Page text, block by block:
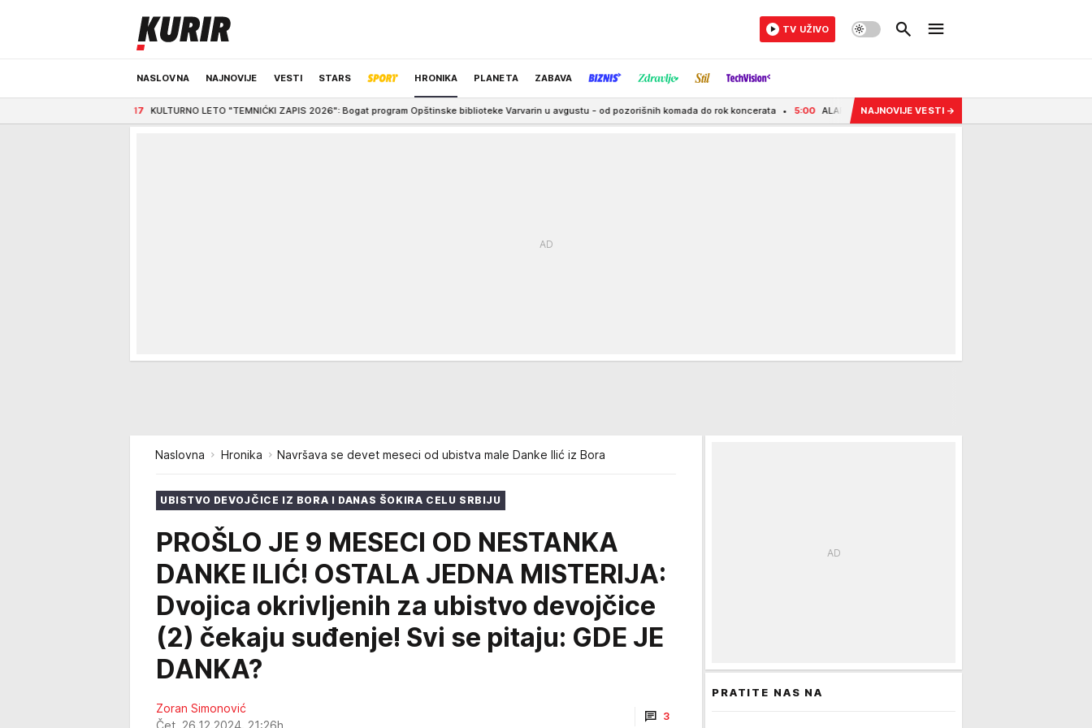
NASLOVNA NAJNOVIJE VESTI STARS HRONIKA PLANETA ZABAVA
ODRŽIVA BUDUĆNOST REGION NEWS IZBOR UREDNIKA
TV UŽIVO
KULTURNO LETO "TEMNIĆKI ZAPIS 2026": Bogat program Opštinske biblioteke Varvarin u avgustu - od pozorišnih komada do rok koncerata 5:00 ALARM ZBOG NISKOG VODOSTAJA! Građanima jedne srpske opštine stigao
NAJNOVIJE VESTI →
Naslovna Hronika Navršava se devet meseci od ubistva male Danke Ilić iz Bora
UBISTVO DEVOJČICE IZ BORA I DANAS ŠOKIRA CELU SRBIJU
PROŠLO JE 9 MESECI OD NESTANKA
DANKE ILIĆ! OSTALA JEDNA MISTERIJA:
Dvojica okrivljenih za ubistvo devojčice
(2) čekaju suđenje! Svi se pitaju: GDE JE
DANKA?
Zoran Simonović
Čet, 26.12.2024. 21:26h
3
PRATITE NAS NA